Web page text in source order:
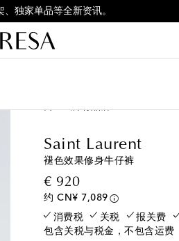
独家单品等全新资讯。
Saint Laurent
褪色效果修身牛仔裤
€ 920original price
约 CN¥ 7,089
消费税
关税 报关费
包含关税与税金，不包含运费
尺寸偏大，建议选择比平时
28 即将售罄
29 最后一件
30 添加至心愿单
31 添加至心愿单